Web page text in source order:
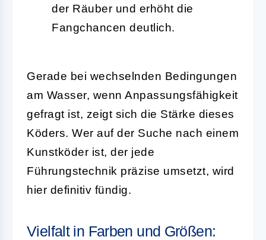
der Räuber und erhöht die
Fangchancen deutlich.
Gerade bei wechselnden Bedingungen
am Wasser, wenn Anpassungsfähigkeit
gefragt ist, zeigt sich die Stärke dieses
Köders. Wer auf der Suche nach einem
Kunstköder ist, der jede
Führungstechnik präzise umsetzt, wird
hier definitiv fündig.
Vielfalt in Farben und Größen: